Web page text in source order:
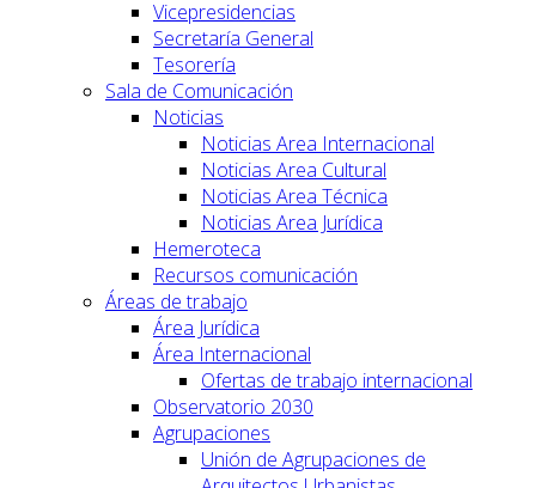
Vicepresidencias
Secretaría General
Tesorería
Sala de Comunicación
Noticias
Noticias Area Internacional
Noticias Area Cultural
Noticias Area Técnica
Noticias Area Jurídica
Hemeroteca
Recursos comunicación
Áreas de trabajo
Área Jurídica
Área Internacional
Ofertas de trabajo internacional
Observatorio 2030
Agrupaciones
Unión de Agrupaciones de